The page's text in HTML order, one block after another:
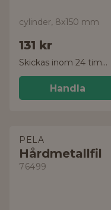
cylinder, 8x150 mm
131 kr
Skickas inom 24 timmar!
Handla
PELA
Hårdmetallfil
76499